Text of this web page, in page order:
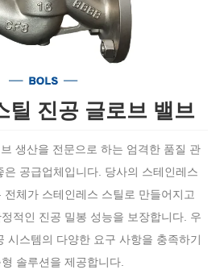
틸 진공 글로브 밸브
생산을 전문으로 하는 엄격한 품질 관
은 공급업체입니다. 당사의 스테인레스
체가 스테인레스 스틸로 만들어지고
적인 진공 밀봉 성능을 보장합니다. 우
시스템의 다양한 요구 사항을 충족하기
솔루션을 제공합니다.